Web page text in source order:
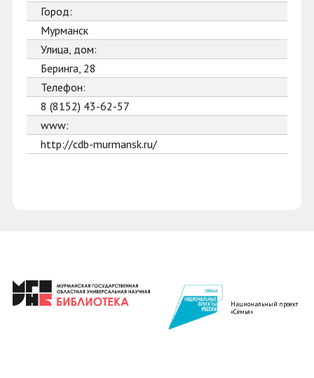
Город:
Мурманск
Улица, дом:
Беринга, 28
Телефон:
8 (8152) 43-62-57
www:
http://cdb-murmansk.ru/
Национальный проект
«Семья»